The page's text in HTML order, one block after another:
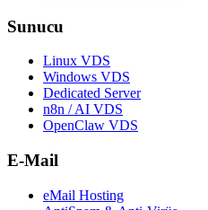
Sunucu
Linux VDS
Windows VDS
Dedicated Server
n8n / AI VDS
OpenClaw VDS
E-Mail
eMail Hosting